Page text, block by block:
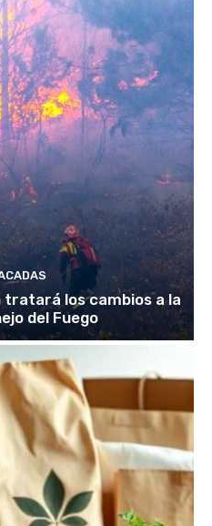
tratará los cambios a la
del Fuego